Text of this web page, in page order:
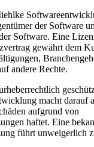
der Software
Software. Eine
gewährt dem
andere Rechte.
macht darauf
aufgrund von
haftet. Eine
führt unweigerlich